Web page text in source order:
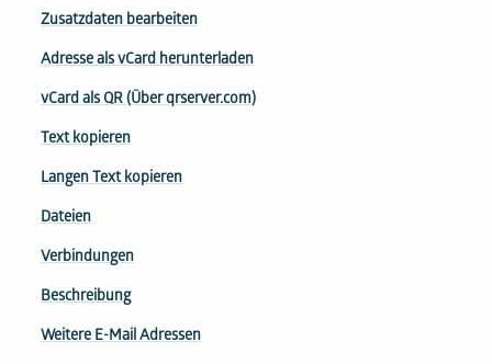
Zusatzdaten bearbeiten
Adresse als vCard herunterladen
vCard als QR (Über qrserver.com)
Text kopieren
Langen Text kopieren
Dateien
Verbindungen
Beschreibung
Weitere E-Mail Adressen